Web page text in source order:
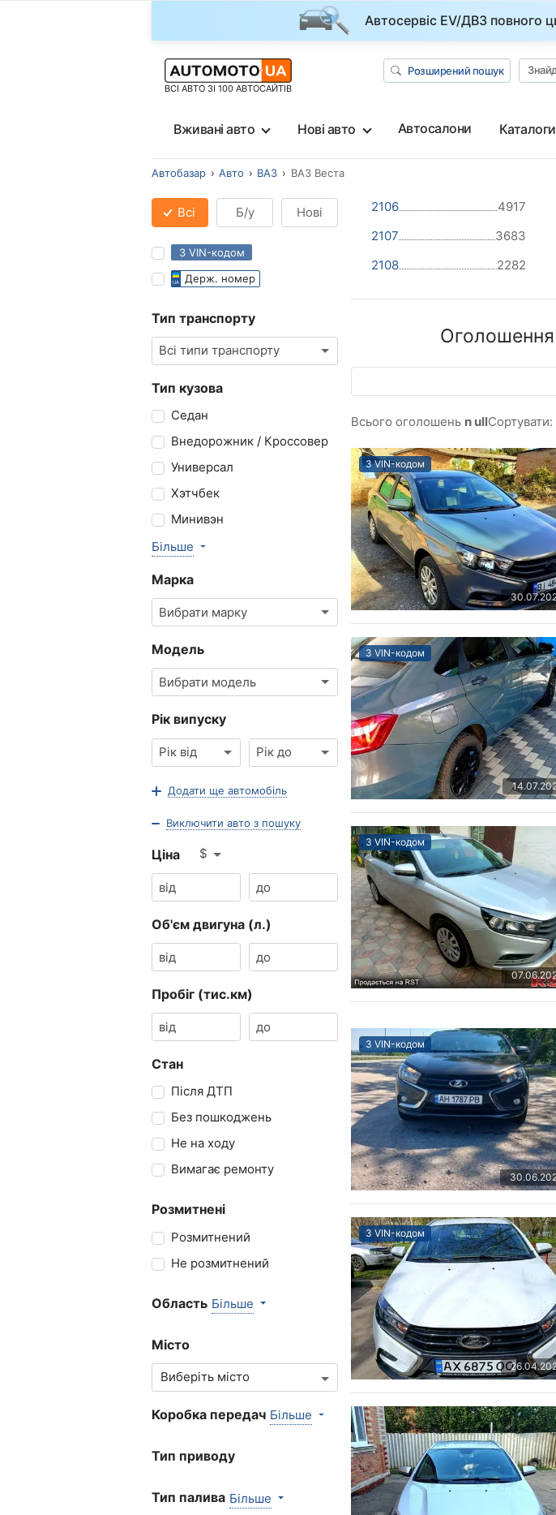
Автосервіс EV/ДВЗ повного
ВСІ АВТО ЗІ 100 АВТОСАЙТІВ
Розширений пошук
Вживані авто Нові авто Автосалони
Автобазар Авто ВАЗ ВАЗ Веста
Всі Б/у Нові
З VIN-кодом
Держ. номер
Тип транспорту
Всі типи транспорту
Тип кузова
Седан
Внедорожник / Кроссовер
Универсал
Хэтчбек
Минивэн
Більше
Марка
Вибрати марку
Модель
Вибрати модель
Рік випуску
Рік від Рік до
Додати ще автомобіль
Виключити авто з пошуку
Ціна $
Об'єм двигуна (л.)
Пробіг (тис.км)
Стан
Після ДТП
Без пошкоджень
Не на ходу
Вимагає ремонту
Розмитнені
Розмитнений
Не розмитнений
Область Більше
Місто
Коробка передач Більше
Тип приводу
Тип палива Більше
2106 4917
2107
3683
2108
2282
Оголошення
Всього оголошень n ullСортувати:
З VIN-кодом
З VIN-кодом
З VIN-кодом
З VIN-кодом
З VIN-кодом